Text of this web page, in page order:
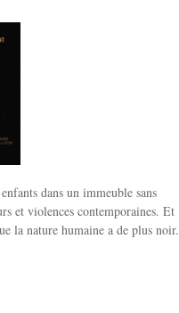
dans un immeuble sans
et violences contemporaines. Et
la nature humaine a de plus noir.